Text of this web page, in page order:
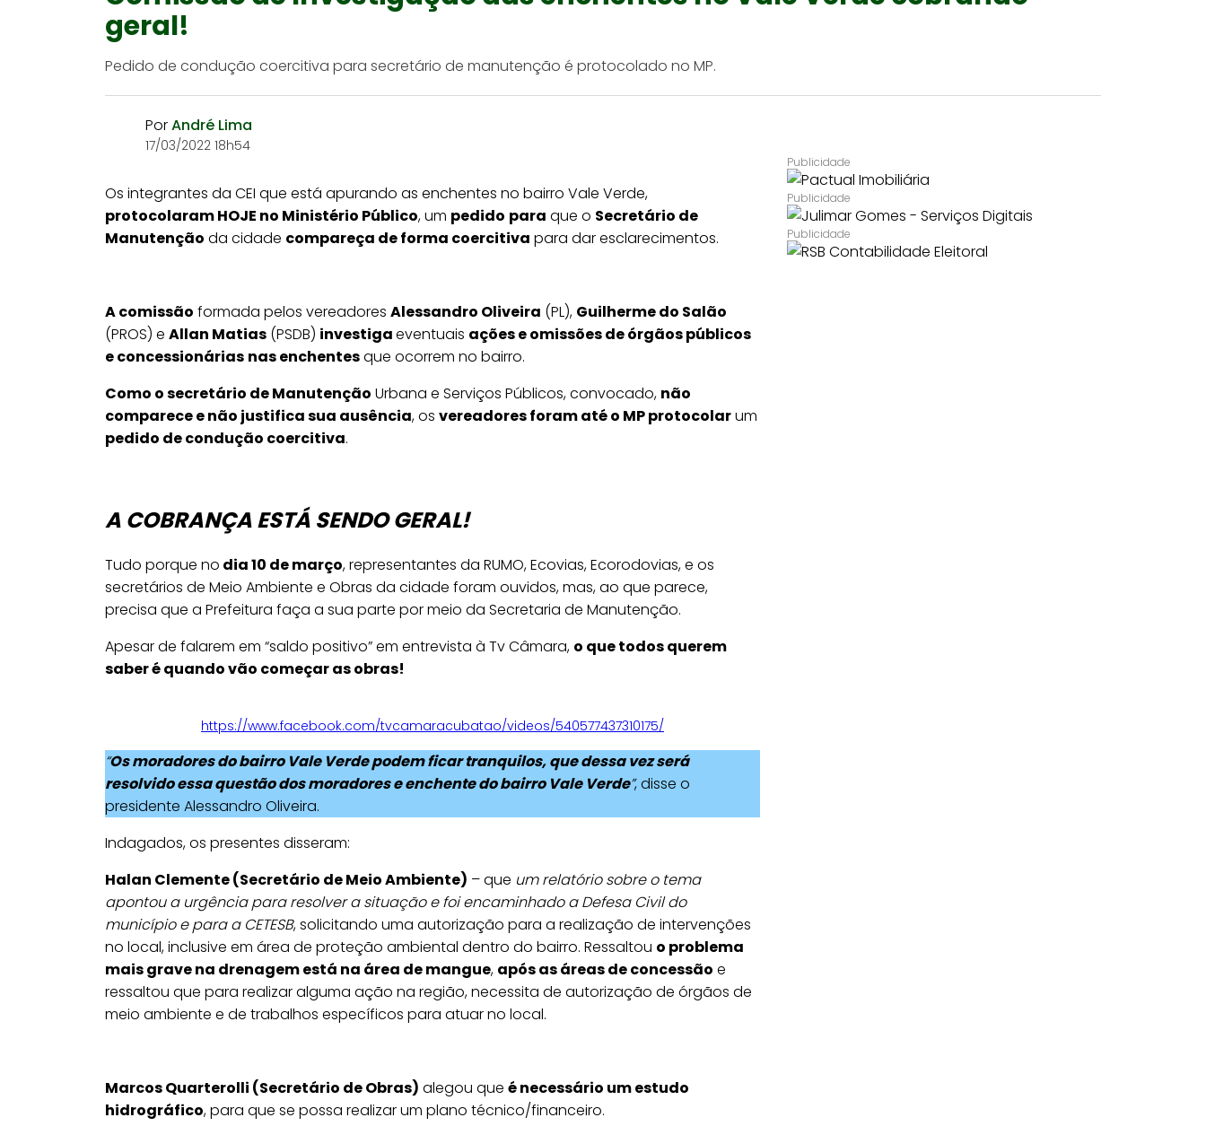
geral!
Pedido de condução coercitiva para secretário de manutenção é protocolado no MP.
PorAndré Lima
17/03/2022 18h54
Os integrantes da CEI que está apurando as enchentes no bairro Vale Verde,
protocolaram HOJE no Ministério Público, um pedido para que o Secretário de
Manutenção da cidade compareça de forma coercitiva para dar esclarecimentos.
A comissão formada pelos vereadores Alessandro Oliveira (PL), Guilherme do Salão
(PROS) e Allan Matias (PSDB) investigaeventuais ações e omissões de órgãos públicos
e concessionárias nas enchentesque ocorrem no bairro.
Como o secretário de Manutenção Urbana e Serviços Públicos, convocado, não
comparece e não justifica sua ausência, os vereadores foram até o MP protocolarum
pedido de condução coercitiva.
A COBRANÇA ESTÁ SENDO GERAL!
Tudo porque no dia 10 de março, representantes da RUMO, Ecovias, Ecorodovias, e os
secretários de Meio Ambiente e Obras da cidade foram ouvidos, mas, ao que parece,
precisa que a Prefeitura faça a sua parte por meio da Secretaria de Manutenção.
Apesar de falarem em “saldo positivo” em entrevista à Tv Câmara, o que todos querem
saber é quando vão começar as obras!
https://www.facebook.com/tvcamaracubatao/videos/540577437310175/
“Os moradores do bairro Vale Verde podem ficar tranquilos, que dessa vez será
resolvido essa questão dos moradores e enchente do bairro Vale Verde”, disse o
presidente Alessandro Oliveira.
Indagados, os presentes disseram:
Halan Clemente (Secretário de Meio Ambiente) – que um relatório sobre o tema
apontou a urgência para resolver a situação e foi encaminhado a Defesa Civil do
município e para a CETESB, solicitando uma autorização para a realização de intervenções
no local, inclusive em área de proteção ambiental dentro do bairro. Ressaltou o problema
mais grave na drenagem está na área de mangue, após as áreas de concessão e
ressaltou que para realizar alguma ação na região, necessita de autorização de órgãos de
meio ambiente e de trabalhos específicos para atuar no local.
Marcos Quarterolli (Secretário de Obras) alegou que é necessário um estudo
hidrográfico, para que se possa realizar um plano técnico/financeiro.